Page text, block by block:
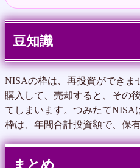
豆知識
NISAの枠は、再投資ができま
購入して、売却すると、その
てしまいます。つみたてNISA
枠は、年間合計投資額で、保
まとめ